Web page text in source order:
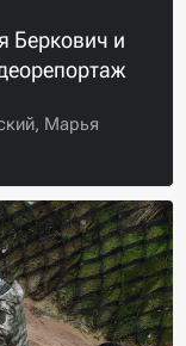
Беркович и
Марья